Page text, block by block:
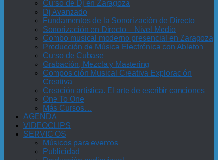
Curso de Dj en Zaragoza
Dj Avanzado
Fundamentos de la Sonorización de Directo
Sonorización en Directo – Nivel Medio
Combo musical moderno presencial en Zaragoza
Producción de Música Electrónica con Ableton
Curso de Cubase
Grabación, Mezcla y Mastering
Composición Musical Creativa Exploración
Creativa
Creación artística. El arte de escribir canciones
One To One
Más Cursos…
AGENDA
VIDEOCLIPS
SERVICIOS
Músicos para eventos
Publicidad